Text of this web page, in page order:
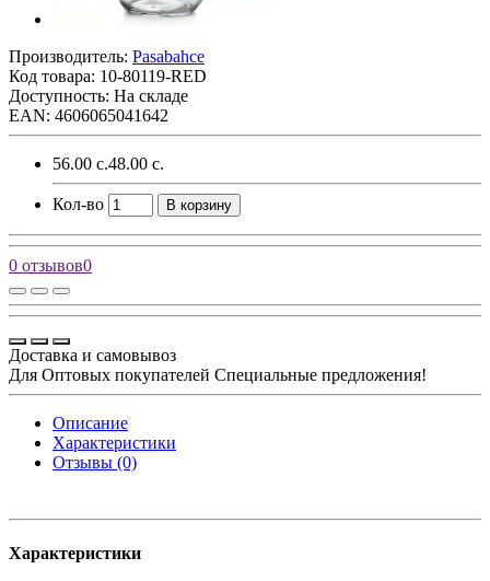
Производитель: Pasabahce
Код товара: 10-80119-RED
Доступность: На складе
EAN: 4606065041642
56.00 с.48.00 с.
Кол-во В корзину
0 отзывов0
Доставка и самовывоз
Для Оптовых покупателей Специальные предложения!
Описание
Характеристики
Отзывы (0)
Характеристики